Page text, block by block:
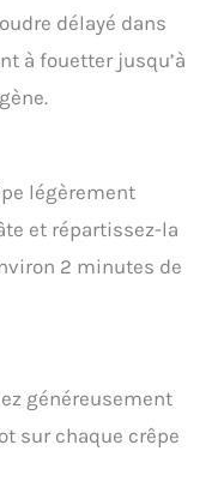
délayé dans
à fouetter jusqu’à
légèrement
et répartissez-la
2 minutes de
généreusement
sur chaque crêpe